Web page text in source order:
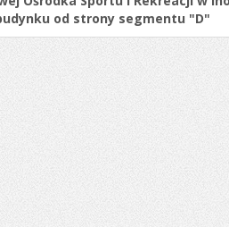
od strony segmentu "D"